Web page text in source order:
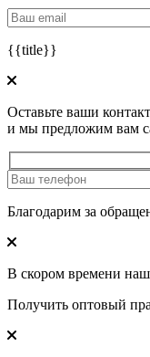
{{title}}
Оставьте ваши
и мы предложим вам
Благодарим за
В скором времени
Получить оптовый